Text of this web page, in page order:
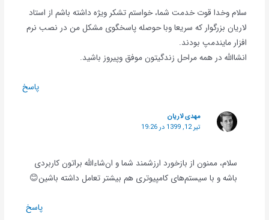
سلام وخدا قوت خدمت شما، خواستم تشکر ویژه داشته باشم از استاد
لاریان بزرگوار که سریعا وبا حوصله پاسخگوی مشکل من در نصب نرم
افزار مایندمپ بودند.
انشاالله در همه مراحل زندگیتون موفق وپیروز باشید.
پاسخ
مهدی لاریان
تیر 12, 1399 در 19:26
سلام، ممنون از بازخورد ارزشمند شما و ان‌شاءالله براتون کاربردی
باشه و با سیستم‌های کامپیوتری هم بیشتر تعامل داشته باشین😊
پاسخ